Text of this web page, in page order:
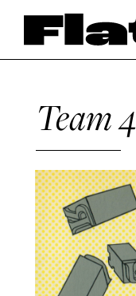
Team 4